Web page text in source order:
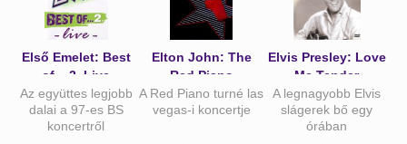
Első Emelet: Best
of... 2. Live
Az együttes legjobb
dalai a 97-es BS
koncertről
Elton John: The
Red Piano
A Red Piano turné las
vegas-i koncertje
Elvis Presley: Love
Me Tender
A legnagyobb Elvis
slágerek bő egy
órában